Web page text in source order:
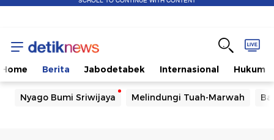
Home Berita Jabodetabek Internasional Hukum
Nyago Bumi Sriwijaya Melindungi Tuah-Marwah